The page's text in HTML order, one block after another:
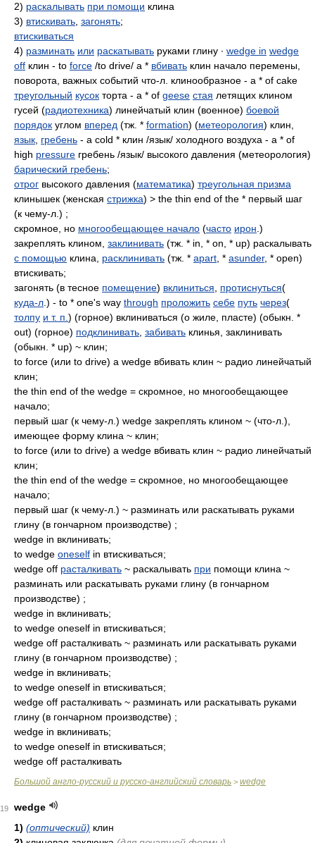
2) раскалывать при помощи клина
3) втискивать загонять;
втискиваться
4) разминать или раскатывать руками глину ∙ wedge in wedge
off клин - to force /to drive/ a * вбивать клин начало перемены,
поворота, важных событий что-л. клинообразное - a * of cake
треугольный кусок торта - a * of geese стая летящих клином
гусей (радиотехника) линейчатый клин (военное) боевой
порядок углом вперед (тж. * formation) (метеорология) клин,
язык гребень - a cold * клин /язык/ холодного воздуха - a * of
high pressure гребень /язык/ высокого давления (метеорология)
барический гребень;
отрог высокого давления (математика) треугольная призма
клинышек (женская стрижка) > the thin end of the * первый шаг
(к чему-л.) ;
скромное, но многообещающее начало (часто ирон .)
закреплять клином, заклинивать (тж. * in, * on, * up) раскалывать
с помощью клина, расклинивать (тж. * apart , * asunder, * open)
втискивать;
загонять (в тесное помещение) вклиниться протиснуться(
куда-л .) - to * one's way through проложить себе путь через(
толпу и т. п. ) (горное) вклиниваться (о жиле, пласте) (обыкн. *
out) (горное) подклинивать забивать клинья, заклинивать
(обыкн. * up) ~ клин;
to force (или to drive) a wedge вбивать клин ~ радио линейчатый
клин;
the thin end of the wedge = скромное, но многообещающее
начало;
первый шаг (к чему-л.) wedge закреплять клином ~ (что-л.),
имеющее форму клина ~ клин;
to force (или to drive) a wedge вбивать клин ~ радио линейчатый
клин;
the thin end of the wedge = скромное, но многообещающее
начало;
первый шаг (к чему-л.) ~ разминать или раскатывать руками
глину (в гончарном производстве) ;
wedge in вклинивать;
to wedge oneself in втискиваться;
wedge off расталкивать ~ раскалывать при помощи клина ~
разминать или раскатывать руками глину (в гончарном
производстве) ;
wedge in вклинивать;
to wedge oneself in втискиваться;
wedge off расталкивать ~ разминать или раскатывать руками
глину (в гончарном производстве) ;
wedge in вклинивать;
to wedge oneself in втискиваться;
wedge off расталкивать ~ разминать или раскатывать руками
глину (в гончарном производстве) ;
wedge in вклинивать;
to wedge oneself in втискиваться;
wedge off расталкивать
Большой англо-русский и русско-английский словарь > wedge
19
wedge
1) (оптический) клин